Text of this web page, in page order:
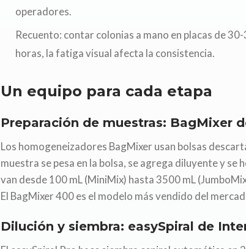
operadores.
Recuento: contar colonias a mano en placas de
horas, la fatiga visual afecta la consistencia.
Un equipo para cada etapa
Preparación de muestras: BagMixer
Los homogeneizadores BagMixer usan bolsas
muestra se pesa en la bolsa, se agrega diluyente y se
van desde 100 mL (MiniMix) hasta 3500 mL
El BagMixer 400 es el modelo más vendido del
Dilución y siembra: easySpiral de